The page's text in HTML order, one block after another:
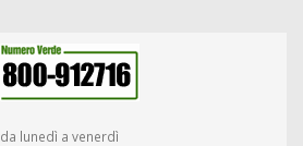
da lunedì a venerdì